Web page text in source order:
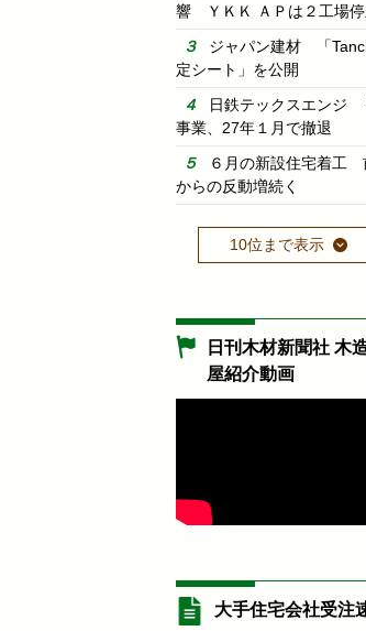
響 ＹＫＫ ＡＰは２工場停
ジャパン建材 「
定シート」を公開
日鉄テックスエンジ
事業、27年１月で撤退
６月の新設住宅着工
からの反動増続く
10位まで表示
日刊木材新聞社 木
屋紹介動画
大手住宅会社受注